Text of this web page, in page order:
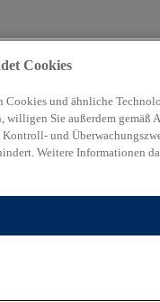
Cookies
Cookies und ähnliche
Sie außerdem gemäß
und
Weitere Informationen